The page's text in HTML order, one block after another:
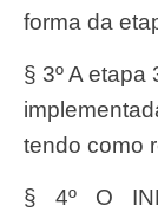
forma da
§ 3º A
tendo como
§ 4º O